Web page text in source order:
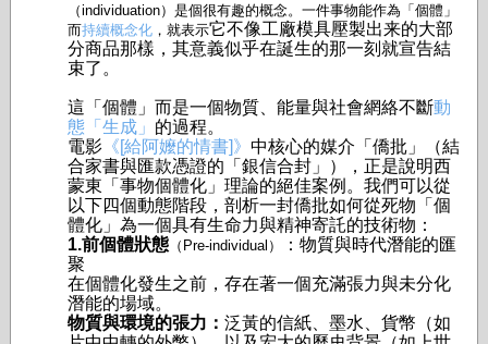
（individuation）是個很有趣的概念。一件事物能作為「個體」
而持續概念化 ，就表示它不像工廠模具壓製出来的大部
分商品那樣，其意義似乎在誕生的那一刻就宣告結
束了。
這「個體」而是一個物質、能量與社會網絡不斷動
態「生成」 的過程。
電影 《[給阿嬤的情書]》 中核心的媒介「僑批」（結
合家書與匯款憑證的「銀信合封」），正是說明西
蒙東「事物個體化」理論的絕佳案例。我們可以從
以下四個動態階段，剖析一封僑批如何從死物「個
體化」為一個具有生命力與精神寄託的技術物：
1.前個體狀態 （Pre-individual）
：物質與時代潛能的匯
聚
在個體化發生之前，存在著一個充滿張力與未分化
潛能的場域。
物質與環境的張力： 泛黃的信紙、墨水、貨幣（如